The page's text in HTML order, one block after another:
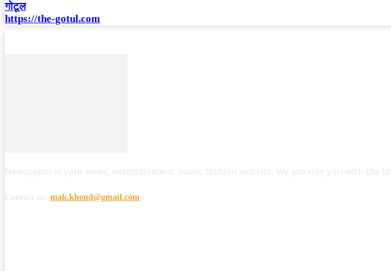
गोटूल
https://the-gotul.com
mak.khond@gmail.com